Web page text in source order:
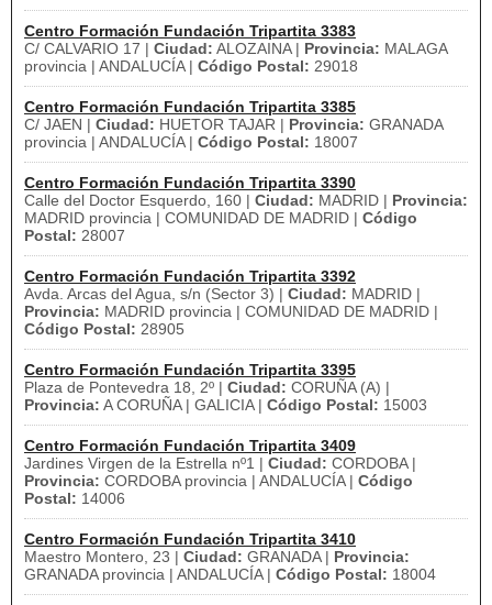
Centro Formación Fundación Tripartita 3383
C/ CALVARIO 17 | Ciudad: ALOZAINA | Provincia: MALAGA
provincia | ANDALUCÍA | Código Postal: 29018
Centro Formación Fundación Tripartita 3385
C/ JAEN | Ciudad: HUETOR TAJAR | Provincia: GRANADA
provincia | ANDALUCÍA | Código Postal: 18007
Centro Formación Fundación Tripartita 3390
Calle del Doctor Esquerdo, 160 | Ciudad: MADRID | Provincia:
MADRID provincia | COMUNIDAD DE MADRID | Código
Postal: 28007
Centro Formación Fundación Tripartita 3392
Avda. Arcas del Agua, s/n (Sector 3) | Ciudad: MADRID |
Provincia: MADRID provincia | COMUNIDAD DE MADRID |
Código Postal: 28905
Centro Formación Fundación Tripartita 3395
Plaza de Pontevedra 18, 2º | Ciudad: CORUÑA (A) |
Provincia: A CORUÑA | GALICIA | Código Postal: 15003
Centro Formación Fundación Tripartita 3409
Jardines Virgen de la Estrella nº1 | Ciudad: CORDOBA |
Provincia: CORDOBA provincia | ANDALUCÍA | Código
Postal: 14006
Centro Formación Fundación Tripartita 3410
Maestro Montero, 23 | Ciudad: GRANADA | Provincia:
GRANADA provincia | ANDALUCÍA | Código Postal: 18004